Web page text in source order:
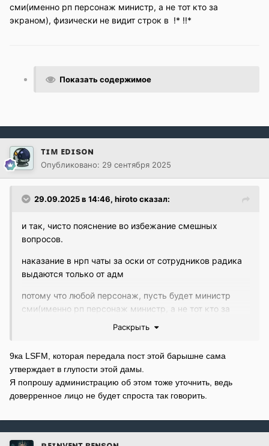
сми(именно рп персонаж министр, а не тот кто за
экраном), физически не видит строк в !* !!*
Показать содержимое
ᴛɪᴍ ᴇᴅɪsᴏɴ
Опубликовано: 29 сентября 2025
29.09.2025 в 14:46, hirоtoсказал:
и так, чисто пояснение во избежание смешных
вопросов.
наказание в нрп чаты за оски от сотрудников радика
выдаются только от адм
потому что любой персонаж, пусть будет министр
сми(именно рп персонаж министр, а не тот кто за
экраном), физически не видит строк в !* !!*
Раскрыть
9ка LSFM, которая передала пост этой барышне сама
утверждает в глупости этой дамы.
Я попрошу администрацию об этом тоже уточнить, ведь
доверренное лицо не будет спроста так говорить.